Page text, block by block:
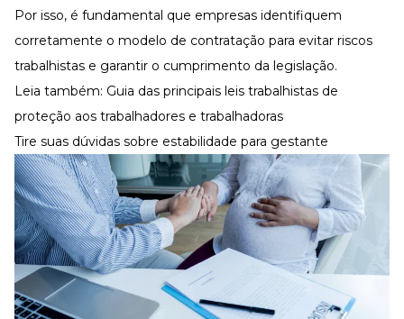
Por isso, é fundamental que empresas identifiquem
corretamente o modelo de contratação para evitar riscos
trabalhistas e garantir o cumprimento da legislação.
Leia também: Guia das principais leis trabalhistas de
proteção aos trabalhadores e trabalhadoras
Tire suas dúvidas sobre estabilidade para gestante